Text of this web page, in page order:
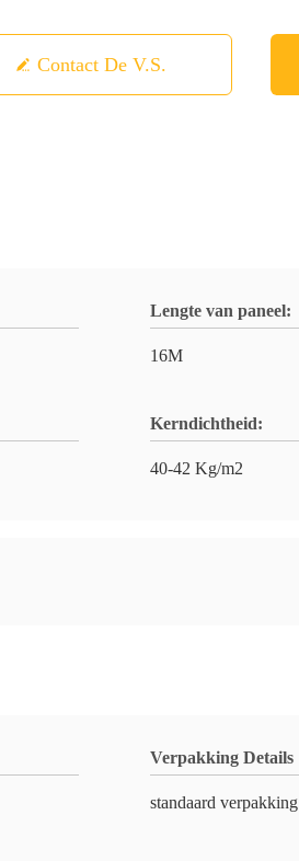
Contact De V.S.
Lengte van paneel:
16M
Kerndichtheid:
40-42 Kg/m2
Verpakking Details
standaard verpakking